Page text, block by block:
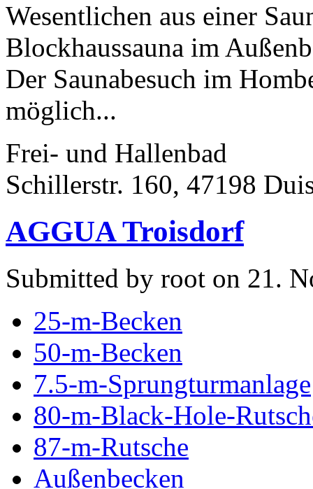
Wesentlichen aus einer
Blockhaussauna im
Der Saunabesuch im
möglich...
Frei- und Hallenbad
Schillerstr. 160, 47198
AGGUA Troisdorf
Submitted by root on 21.
25-m-Becken
50-m-Becken
7.5-m-Sprungturmanlage
80-m-Black-Hole-
87-m-Rutsche
Außenbecken